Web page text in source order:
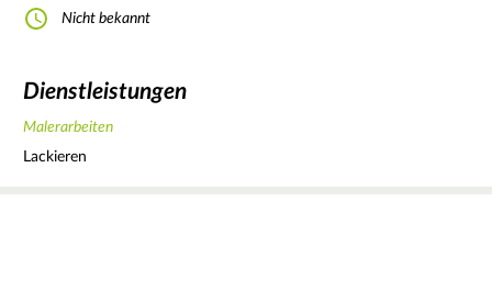
Nicht bekannt
Dienstleistungen
Malerarbeiten
Lackieren